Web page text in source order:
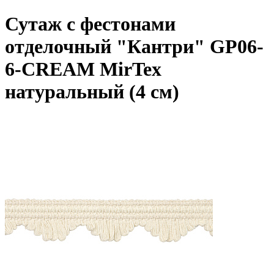
Сутаж с фестонами
отделочный "Кантри" GP06-
6-CREAM MirTex
натуральный (4 см)